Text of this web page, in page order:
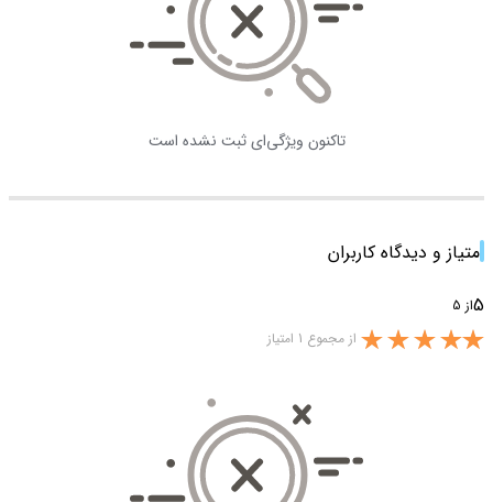
تاکنون ویژگی‌ای ثبت نشده است
امتیاز و دیدگاه کاربران
5از 5
از مجموع 1 امتیاز